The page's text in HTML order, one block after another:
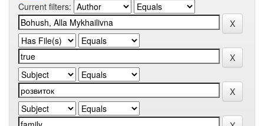
Current filters: